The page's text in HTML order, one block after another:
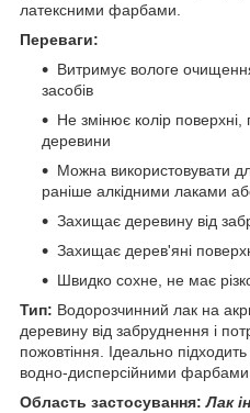
латексними фарбами.
Переваги:
Витримує вологе
засобів
Не змінює колір
деревини
Можна використовувати
раніше алкідними лаками
Захищає деревину від
Захищає дерев'яні
Швидко сохне, не має
Тип: Водорозчинний лак на
деревину від забруднення і
пожовтіння. Ідеально
водно-дисперсійними фарбами
Область застосування: Лак